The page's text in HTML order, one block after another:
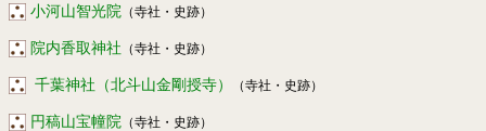
小河山智光院 （寺社・史跡）
院内香取神社 （寺社・史跡）
千葉神社（北斗山金剛授寺） （寺社・史跡）
円稿山宝幢院 （寺社・史跡）